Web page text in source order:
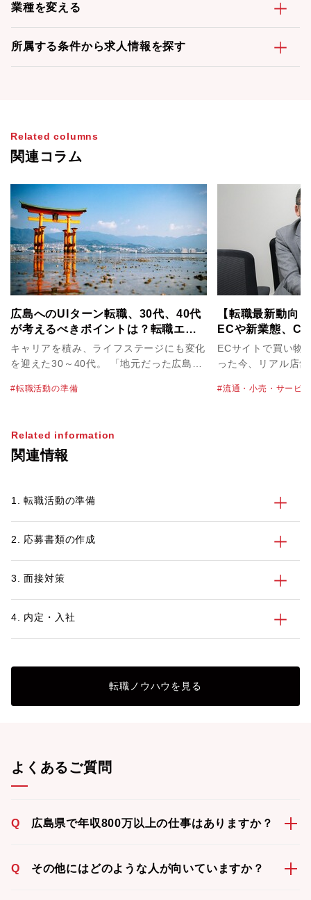
業種を変える
所属する条件から求人情報を探す
Related columns
関連コラム
広島へのUIターン転職、30代、40代
が考えるべきポイントは？転職エー
ジェントの賢い使い方も解説！
キャリアを積み、ライフステージにも変化
を迎えた30～40代。 「地元だった広島で
たい」と考えている方も多いかもしれませ
す。 しかし、都市圏から遠方に転職する
場合は、面接や引っ越し時期など注意する
始める前に30代、40代のビジネスパーソ
転職活動の準備
【転職最新動向
ECや新業態、
「ライフスタイ
立ち会えるチャ
ECサイトで買い物
った今、リアル店
まぐるしく変わる
流通・小売・サービ
Related information
関連情報
1. 転職活動の準備
2. 応募書類の作成
3. 面接対策
4. 内定・入社
転職ノウハウを見る
よくあるご質問
Q 広島県で年収800万以上の仕事はありますか？
Q その他にはどのような人が向いていますか？